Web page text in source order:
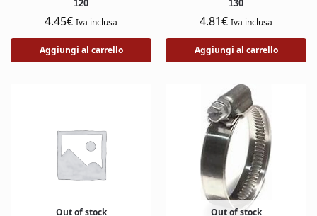
120
4.45€ Iva inclusa
Aggiungi al carrello
130
4.81€ Iva inclusa
Aggiungi al carrello
Out of stock Out of stock